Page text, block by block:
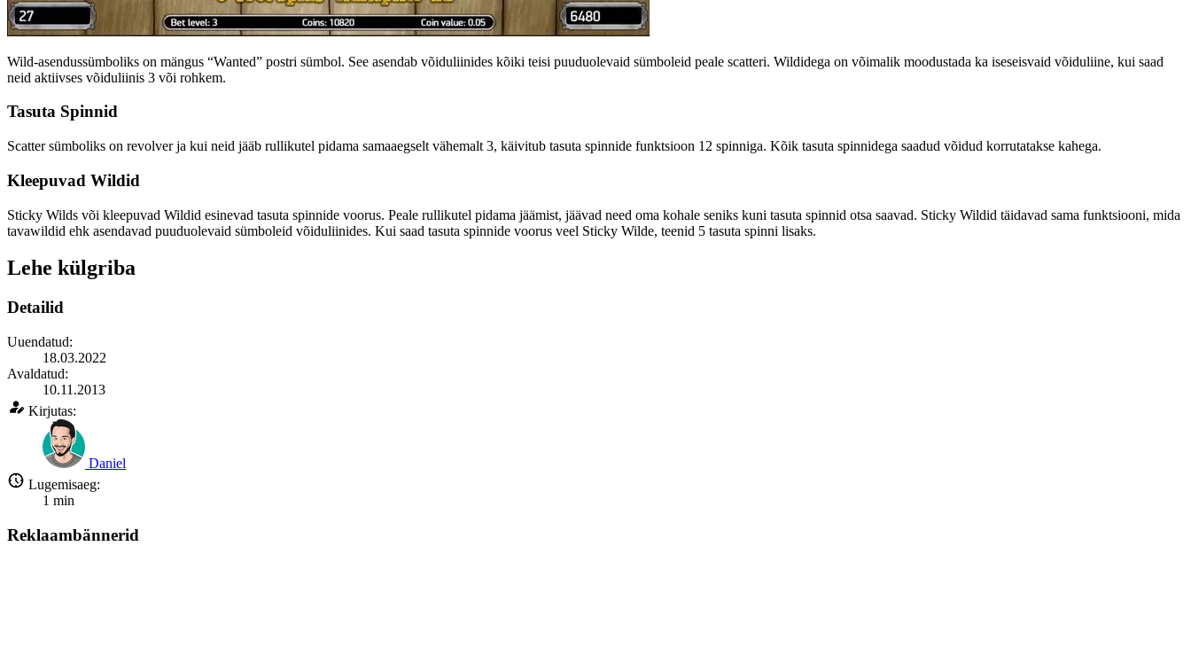
Wild-asendussümboliks on mängus “Wanted” postri sümbol. See asendab võiduliinides kõiki teisi puuduolevaid sümboleid peale scatteri. Wildidega on võimalik moodustada ka iseseisvaid võiduliine, kui saad
neid aktiivses võiduliinis 3 või rohkem.
Tasuta Spinnid
Scatter sümboliks on revolver ja kui neid jääb rullikutel pidama samaaegselt vähemalt 3, käivitub tasuta spinnide funktsioon 12 spinniga. Kõik tasuta spinnidega saadud võidud korrutatakse kahega.
Kleepuvad Wildid
Sticky Wilds või kleepuvad Wildid esinevad tasuta spinnide voorus. Peale rullikutel pidama jäämist, jäävad need oma kohale seniks kuni tasuta spinnid otsa saavad. Sticky Wildid täidavad sama funktsiooni, mida
tavawildid ehk asendavad puuduolevaid sümboleid võiduliinides. Kui saad tasuta spinnide voorus veel Sticky Wilde, teenid 5 tasuta spinni lisaks.
Lehe külgriba
Detailid
Uuendatud:
18.03.2022
Avaldatud:
10.11.2013
Kirjutas:
Daniel
Lugemisaeg:
1 min
Reklaambännerid